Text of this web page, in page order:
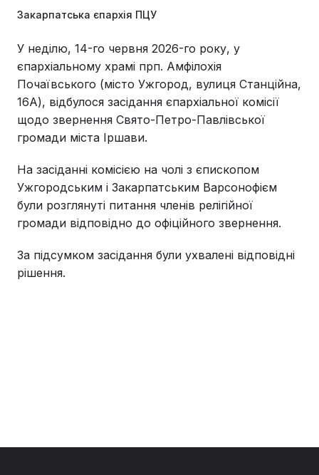
Закарпатська єпархія ПЦУ
У неділю, 14-го червня 2026-го року, у
єпархіальному храмі прп. Амфілохія
Почаївського (місто Ужгород, вулиця Станційна,
16А), відбулося засідання єпархіальної комісії
щодо звернення Свято-Петро-Павлівської
громади міста Іршави.
На засіданні комісією на чолі з єпископом
Ужгородським і Закарпатським Варсонофієм
були розглянуті питання членів релігійної
громади відповідно до офіційного звернення.
За підсумком засідання були ухвалені відповідні
рішення.